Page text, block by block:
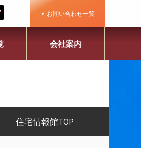
お問い合わせ一覧
会社案内
住宅情報館TOP